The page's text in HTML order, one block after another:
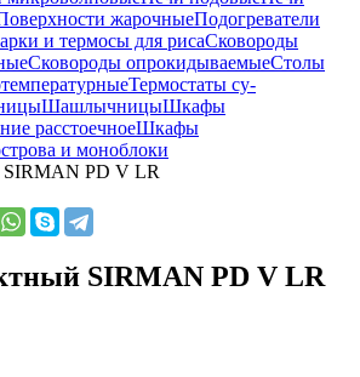
жарочныеПодогреватели
и термосы для рисаСковороды
Сковороды опрокидываемыеСтолы
Термостаты су-
ШашлычницыШкафы
расстоечноеШкафы
и моноблоки
SIRMAN PD V LR
SIRMAN PD V LR